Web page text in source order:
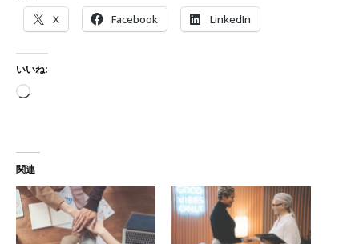
X Facebook LinkedIn
いいね:
読み込み中…
関連